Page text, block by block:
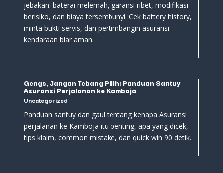
jebakan: baterai melemah, garansi ribet, modifikasi
berisiko, dan biaya tersembunyi. Cek battery history,
minta bukti servis, dan pertimbangin asuransi
kendaraan biar aman.
Gengs, Jangan Tebang Pilih: Panduan Santuy
Asuransi Perjalanan ke Kamboja
Uncategorized
Panduan santuy dan gaul tentang kenapa Asuransi
perjalanan ke Kamboja itu penting, apa yang dicek,
tips klaim, common mistake, dan quick win 90 detik.